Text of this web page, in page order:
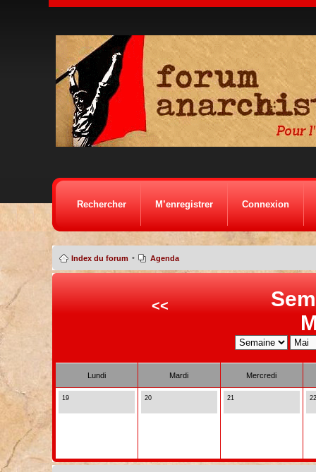
Rechercher M’enregistrer Connexion
Index du forum • Agenda
<<
Lundi Mardi Mercredi
19 20 21 22